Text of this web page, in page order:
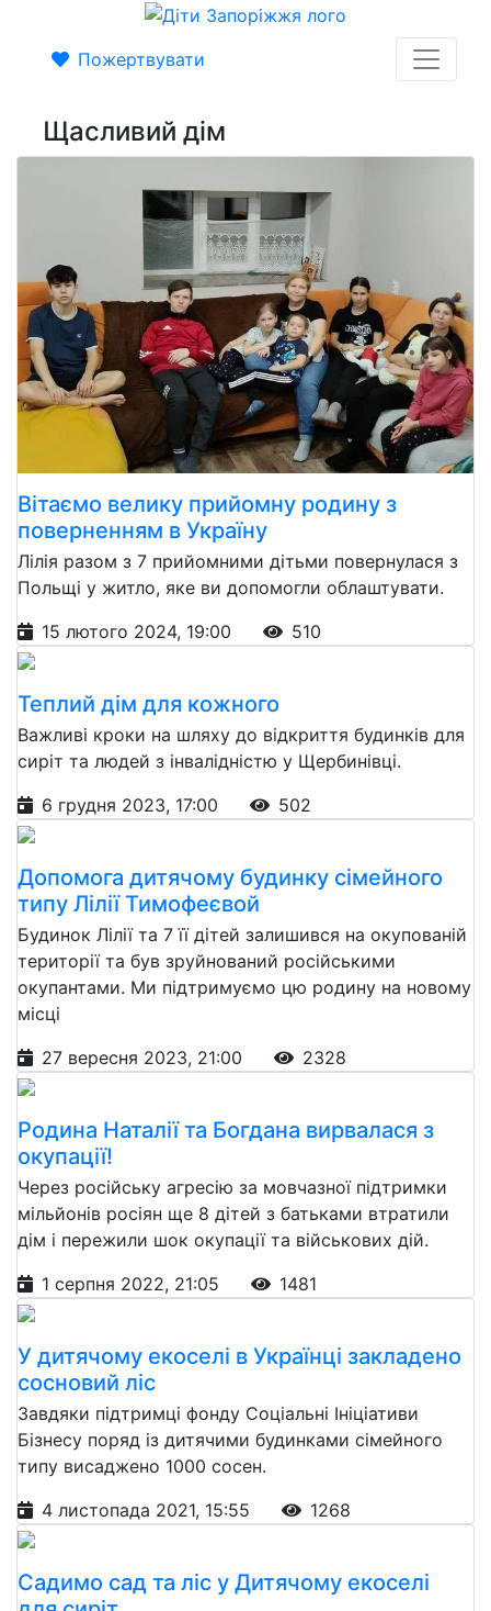
Пожертвувати
Щасливий дім
Вітаємо велику прийомну родину з
поверненням в Україну
Лілія разом з 7 прийомними дітьми повернулася з
Польщі у житло, яке ви допомогли облаштувати.
15 лютого 2024, 19:00
510
Теплий дім для кожного
Важливі кроки на шляху до відкриття будинків для
сиріт та людей з інвалідністю у Щербинівці.
6 грудня 2023, 17:00
502
Допомога дитячому будинку сімейного
типу Лілії Тимофеєвой
Будинок Лілії та 7 її дітей залишився на окупованій
території та був зруйнований російськими
окупантами. Ми підтримуємо цю родину на новому
місці
27 вересня 2023, 21:00
2328
Родина Наталії та Богдана вирвалася з
окупації!
Через російську агресію за мовчазної підтримки
мільйонів росіян ще 8 дітей з батьками втратили
дім і пережили шок окупації та військових дій.
1 серпня 2022, 21:05
1481
У дитячому екоселі в Українці закладено
сосновий ліс
Завдяки підтримці фонду Соціальні Ініціативи
Бізнесу поряд із дитячими будинками сімейного
типу висаджено 1000 сосен.
4 листопада 2021, 15:55
1268
Садимо сад та ліс у Дитячому екоселі